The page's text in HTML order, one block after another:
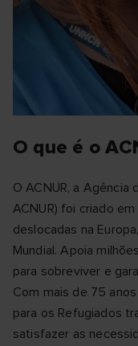
O que é o
O ACNUR, a Agência
ACNUR) foi criado
deslocadas na
Mundial. Apoia
para sobreviver e
Com mais de 75
para os Refugiados
satisfazer as